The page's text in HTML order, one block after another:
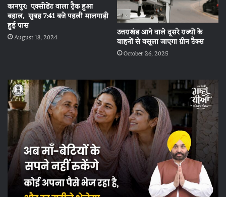
कानपुर: एक्सीडेंट वाला ट्रैक हुआ
बहाल, सुबह 7:41 बजे पहली मालगाड़ी
हुई पास
August 18, 2024 उत्तराखंड आने वाले दूसरे राज्यों के
वाहनों से वसूला जाएगा ग्रीन टैक्स
October 26, 2025